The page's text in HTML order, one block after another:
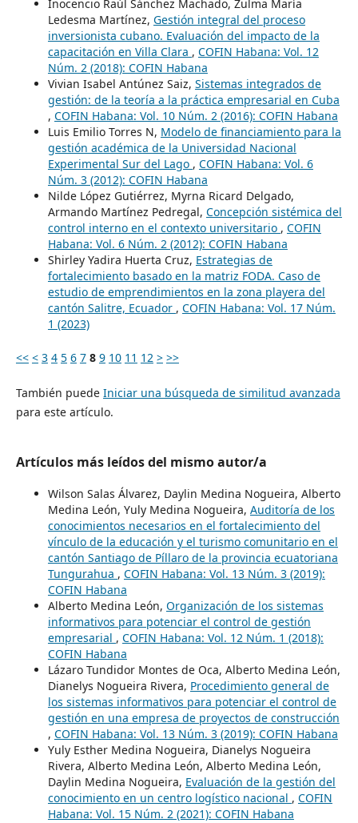
Inocencio Raúl Sánchez Machado, Zulma María
Ledesma Martínez, Gestión integral del proceso
inversionista cubano. Evaluación del impacto de la
capacitación en Villa Clara , COFIN Habana: Vol. 12
Núm. 2 (2018): COFIN Habana
Vivian Isabel Antúnez Saiz, Sistemas integrados de
gestión: de la teoría a la práctica empresarial en Cuba
, COFIN Habana: Vol. 10 Núm. 2 (2016): COFIN Habana
Luis Emilio Torres N, Modelo de financiamiento para la
gestión académica de la Universidad Nacional
Experimental Sur del Lago , COFIN Habana: Vol. 6
Núm. 3 (2012): COFIN Habana
Nilde López Gutiérrez, Myrna Ricard Delgado,
Armando Martínez Pedregal, Concepción sistémica del
control interno en el contexto universitario , COFIN
Habana: Vol. 6 Núm. 2 (2012): COFIN Habana
Shirley Yadira Huerta Cruz, Estrategias de
fortalecimiento basado en la matriz FODA. Caso de
estudio de emprendimientos en la zona playera del
cantón Salitre, Ecuador , COFIN Habana: Vol. 17 Núm.
1 (2023)
<< < 3 4 5 6 7 8 9 10 11 12 > >>
También puede Iniciar una búsqueda de similitud avanzada
para este artículo.
Artículos más leídos del mismo autor/a
Wilson Salas Álvarez, Daylin Medina Nogueira, Alberto
Medina León, Yuly Medina Nogueira, Auditoría de los
conocimientos necesarios en el fortalecimiento del
vínculo de la educación y el turismo comunitario en el
cantón Santiago de Píllaro de la provincia ecuatoriana
Tungurahua , COFIN Habana: Vol. 13 Núm. 3 (2019):
COFIN Habana
Alberto Medina León, Organización de los sistemas
informativos para potenciar el control de gestión
empresarial , COFIN Habana: Vol. 12 Núm. 1 (2018):
COFIN Habana
Lázaro Tundidor Montes de Oca, Alberto Medina León,
Dianelys Nogueira Rivera, Procedimiento general de
los sistemas informativos para potenciar el control de
gestión en una empresa de proyectos de construcción
, COFIN Habana: Vol. 13 Núm. 3 (2019): COFIN Habana
Yuly Esther Medina Nogueira, Dianelys Nogueira
Rivera, Alberto Medina León, Alberto Medina León,
Daylin Medina Nogueira, Evaluación de la gestión del
conocimiento en un centro logístico nacional , COFIN
Habana: Vol. 15 Núm. 2 (2021): COFIN Habana